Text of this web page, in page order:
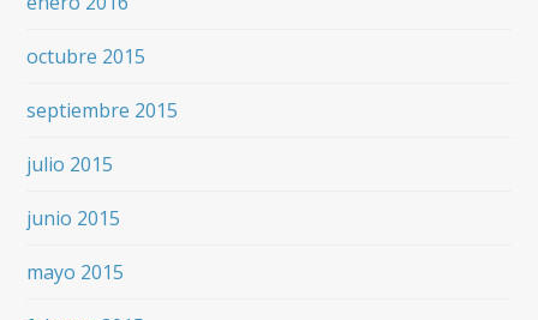
octubre 2015
septiembre 2015
julio 2015
junio 2015
mayo 2015